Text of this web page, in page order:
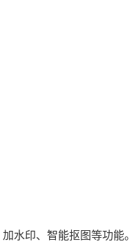
水印、智能抠图等功能